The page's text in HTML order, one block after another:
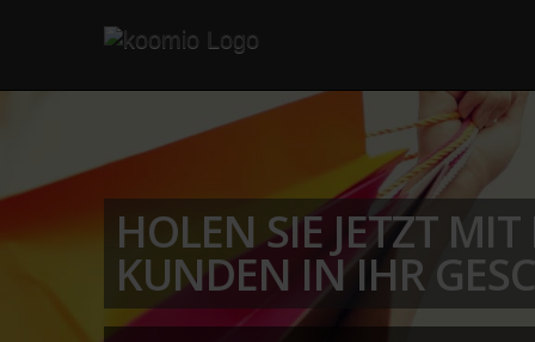
HOLEN SIE JETZT
KUNDEN IN IHR